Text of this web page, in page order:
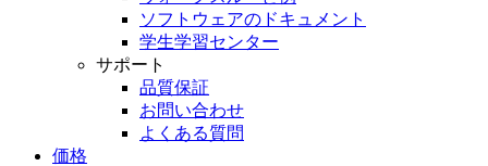
ソフトウェアのドキュメント
学生学習センター
サポート
品質保証
お問い合わせ
よくある質問
価格